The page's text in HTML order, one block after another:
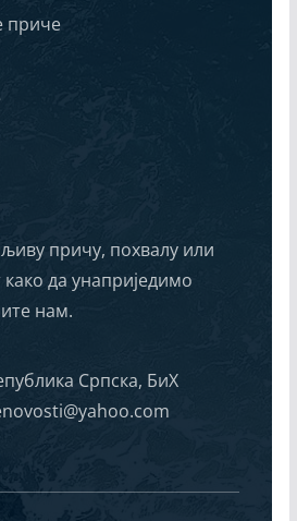
приче
причу, похвалу или
како да унаприједимо
нам.
Српска, БиХ